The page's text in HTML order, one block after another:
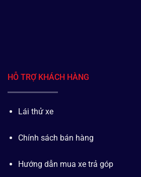
HỖ TRỢ KHÁCH HÀNG
Lái thử xe
Chính sách bán hàng
Hướng dẫn mua xe trả góp